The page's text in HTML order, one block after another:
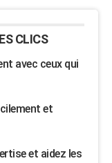
CLICS
avec ceux qui
et
et aidez les